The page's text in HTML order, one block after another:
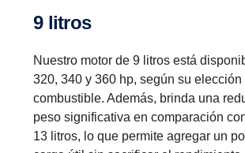
9 litros
Nuestro motor de 9 litros está
320, 340 y 360 hp, según su elección
combustible. Además, brinda una
peso significativa en comparación
13 litros, lo que permite agregar un